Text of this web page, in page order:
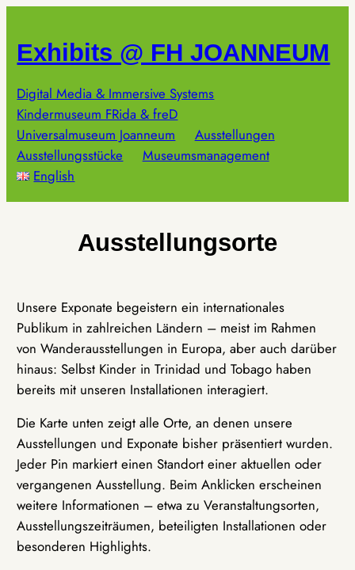
springen
Exhibits @ FH JOANNEUM
Digital Media & Immersive Systems
Kindermuseum FRida & freD
Universalmuseum Joanneum
Ausstellungen
Ausstellungsstücke
Museumsmanagement
English
Ausstellungsorte
Unsere Exponate begeistern ein internationales
Publikum in zahlreichen Ländern – meist im Rahmen
von Wanderausstellungen in Europa, aber auch darüber
hinaus: Selbst Kinder in Trinidad und Tobago haben
bereits mit unseren Installationen interagiert.
Die Karte unten zeigt alle Orte, an denen unsere
Ausstellungen und Exponate bisher präsentiert wurden.
Jeder Pin markiert einen Standort einer aktuellen oder
vergangenen Ausstellung. Beim Anklicken erscheinen
weitere Informationen – etwa zu Veranstaltungsorten,
Ausstellungszeiträumen, beteiligten Installationen oder
besonderen Highlights.